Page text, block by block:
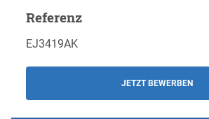
Referenz
EJ3419AK
JETZT BEWERBEN